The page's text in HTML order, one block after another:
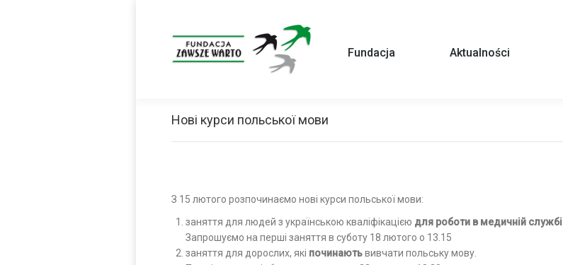
Fundacja Aktualności
Нові курси польської мови
З 15 лютого розпочинаємо нові курси польської мови:
заняття для людей з українською кваліфікацією для роботи в медичній службі
Запрошуємо на перші заняття в суботу 18 лютого о 13.15
заняття для дорослих, які починаютьвивчати польську мову.